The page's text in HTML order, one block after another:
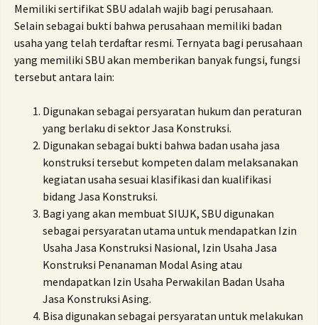
Memiliki sertifikat SBU adalah wajib bagi perusahaan.
Selain sebagai bukti bahwa perusahaan memiliki badan
usaha yang telah terdaftar resmi. Ternyata bagi perusahaan
yang memiliki SBU akan memberikan banyak fungsi, fungsi
tersebut antara lain:
Digunakan sebagai persyaratan hukum dan peraturan
yang berlaku di sektor Jasa Konstruksi.
Digunakan sebagai bukti bahwa badan usaha jasa
konstruksi tersebut kompeten dalam melaksanakan
kegiatan usaha sesuai klasifikasi dan kualifikasi
bidang Jasa Konstruksi.
Bagi yang akan membuat SIUJK, SBU digunakan
sebagai persyaratan utama untuk mendapatkan Izin
Usaha Jasa Konstruksi Nasional, Izin Usaha Jasa
Konstruksi Penanaman Modal Asing atau
mendapatkan Izin Usaha Perwakilan Badan Usaha
Jasa Konstruksi Asing.
Bisa digunakan sebagai persyaratan untuk melakukan